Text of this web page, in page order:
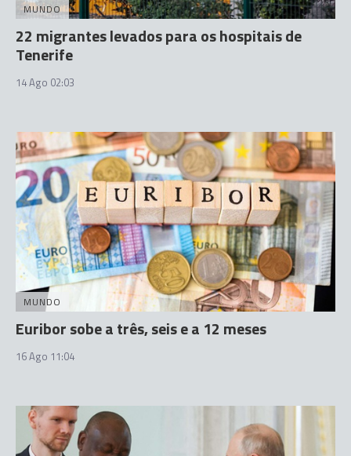
MUNDO
22 migrantes levados para os hospitais de
Tenerife
14 Ago 02:03
MUNDO
Euribor sobe a três, seis e a 12 meses
16 Ago 11:04